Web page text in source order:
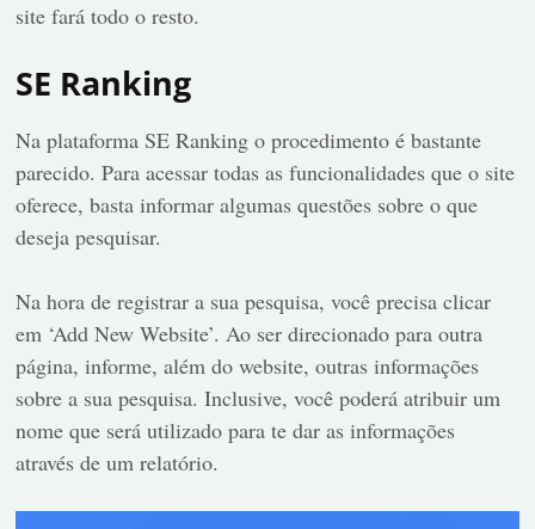
site fará todo o resto.
SE Ranking
Na plataforma SE Ranking o procedimento é bastante
parecido. Para acessar todas as funcionalidades que o site
oferece, basta informar algumas questões sobre o que
deseja pesquisar.
Na hora de registrar a sua pesquisa, você precisa clicar
em ‘Add New Website’. Ao ser direcionado para outra
página, informe, além do website, outras informações
sobre a sua pesquisa. Inclusive, você poderá atribuir um
nome que será utilizado para te dar as informações
através de um relatório.